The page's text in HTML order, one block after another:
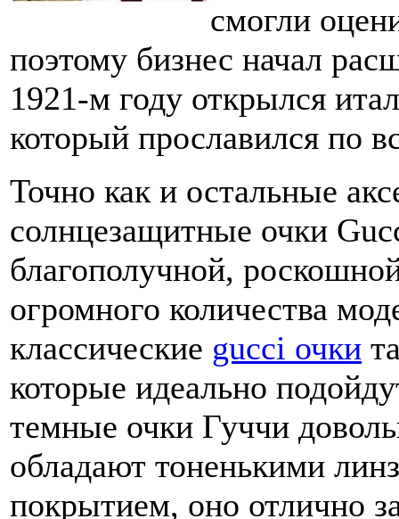
смогли
поэтому бизнес начал
1921-м году открылся
который прославился по
Точно как и остальные
солнцезащитные очки
благополучной,
огромного количества
классические gucci очки
которые идеально
темные очки Гуччи
обладают тоненькими
покрытием, оно отлично